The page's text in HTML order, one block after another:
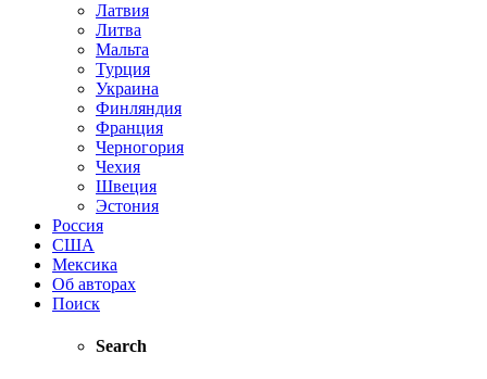
Латвия
Литва
Мальта
Турция
Украина
Финляндия
Франция
Черногория
Чехия
Швеция
Эстония
Россия
США
Мексика
Об авторах
Поиск
Search